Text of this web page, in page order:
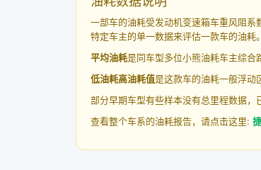
一部车的油耗受发动机变速箱车重风阻
特定车主的单一数据来评估一款车的油耗。
平均油耗是同车型多位小熊油耗车主综合
低油耗高油耗值是这款车的油耗一般浮动
部分早期车型有些样本没有总里程数据，
查看整个车系的油耗报告，请点击这里: